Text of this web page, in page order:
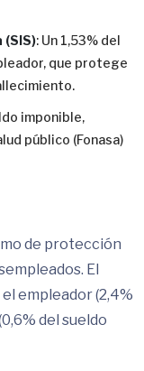
(SIS): Un 1,53% del
que protege
imponible,
público (Fonasa)
de protección
El
empleador (2,4%
del sueldo